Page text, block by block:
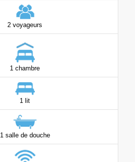
2 voyageurs
1 chambre
1 lit
1 salle de douche